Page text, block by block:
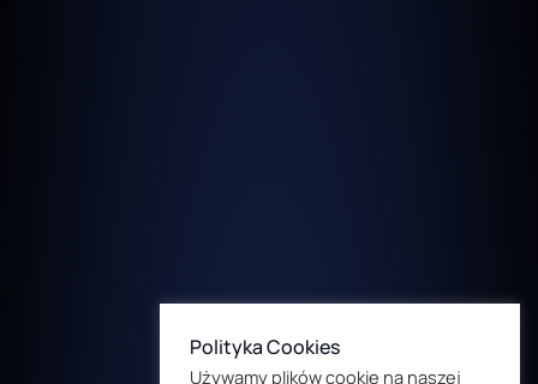
Polityka Cookies
Używamy plików cookie na naszej